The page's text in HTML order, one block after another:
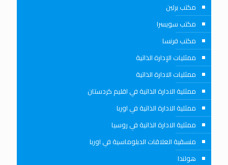
مكتب برلين
مكتب سويسرا
مكتب فرنسا
ممثليات الإدارة الذاتية
ممثليات الادارة الذاتية
ممثلية الادارة الذاتية في اقليم كردستان
ممثلية الادارة الذاتية في اوربا
ممثلية الادارة الذاتية في روسيا
منسقية العلاقات الدبلوماسية في اوربا
هولندا